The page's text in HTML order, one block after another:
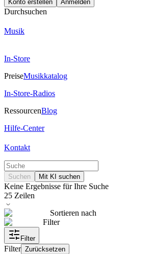
Konto erstellen Anmelden
Durchsuchen
Musik
In-Store
PreiseMusikkatalog
In-Store-Radios
RessourcenBlog
Hilfe-Center
Kontakt
Suchen Mit KI suchen
Keine Ergebnisse für Ihre Suche
25 Zeilen
Sortieren nach
Filter
Filter
Filter Zurücksetzen